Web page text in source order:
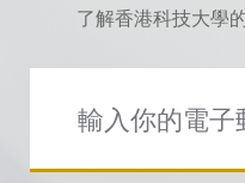
了解香港科技大學